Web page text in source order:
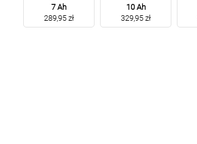
7 Ah
289,95 zł
10 Ah
329,95 zł